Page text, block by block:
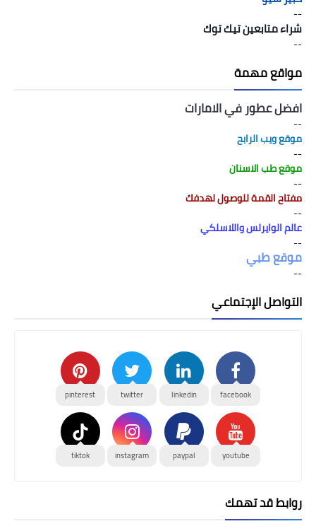
--
شراء متابعين تيك توك
--
مواقع مهمة
افضل عطور في الامارات
--
موقع ويب الرابح
--
موقع طب الاسنان
--
مفتاح القمة للوصول لهدفك
--
عالم الوايرلس واللاسلكي
--
موقع طبي
--
التواصل الإجتماعي
facebook
linkedin
twitter
pinterest
youtube
paypal
instagram
tiktok
روابط قد تهمك